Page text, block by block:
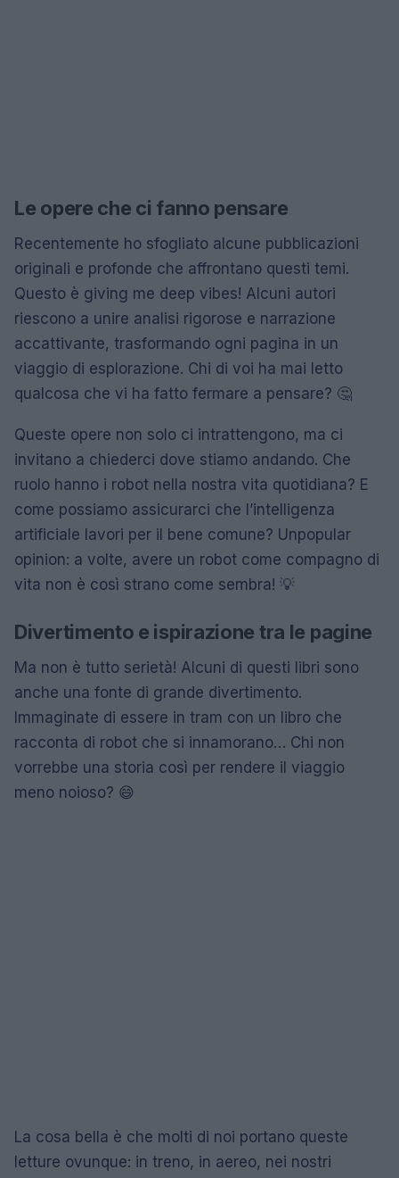
Le opere che ci fanno pensare
Recentemente ho sfogliato alcune pubblicazioni
originali e profonde che affrontano questi temi.
Questo è giving me deep vibes! Alcuni autori
riescono a unire analisi rigorose e narrazione
accattivante, trasformando ogni pagina in un
viaggio di esplorazione. Chi di voi ha mai letto
qualcosa che vi ha fatto fermare a pensare? 🤔
Queste opere non solo ci intrattengono, ma ci
invitano a chiederci dove stiamo andando. Che
ruolo hanno i robot nella nostra vita quotidiana? E
come possiamo assicurarci che l’intelligenza
artificiale lavori per il bene comune? Unpopular
opinion: a volte, avere un robot come compagno di
vita non è così strano come sembra! 💡
Divertimento e ispirazione tra le pagine
Ma non è tutto serietà! Alcuni di questi libri sono
anche una fonte di grande divertimento.
Immaginate di essere in tram con un libro che
racconta di robot che si innamorano… Chi non
vorrebbe una storia così per rendere il viaggio
meno noioso? 😄
La cosa bella è che molti di noi portano queste
letture ovunque: in treno, in aereo, nei nostri